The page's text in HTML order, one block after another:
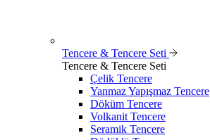
Tencere & Tencere Seti
Tencere & Tencere Seti
Çelik Tencere
Yanmaz Yapışmaz Tencere
Döküm Tencere
Volkanit Tencere
Seramik Tencere